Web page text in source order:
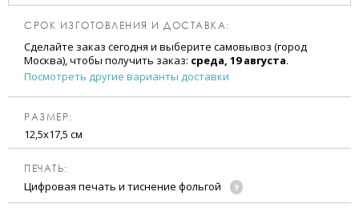
СРОК ИЗГОТОВЛЕНИЯ И ДОСТАВКА:
Сделайте заказ сегодня и выберите самовывоз (город
Москва), чтобы получить заказ: среда, 19 августа.
Посмотреть другие варианты доставки
РАЗМЕР:
12,5х17,5 см
ПЕЧАТЬ:
Цифровая печать и тиснение фольгой